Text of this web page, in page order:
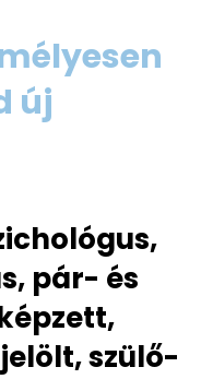
új
pár- és
szülő-